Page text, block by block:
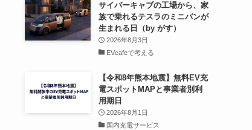
サイバーキャブの工場から、家
族で乗れるテスラのミニバンが
生まれる日（by がす）
2026年8月3日
EVcafeで考える
【令和8年熊本地震】無料EV充
電スポットMAPと事業者別利
用期日
2026年8月1日
国内充電サービス